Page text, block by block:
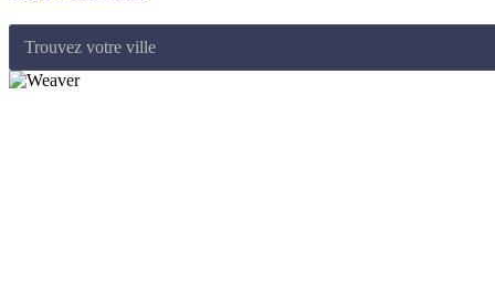
Trouvez votre ville